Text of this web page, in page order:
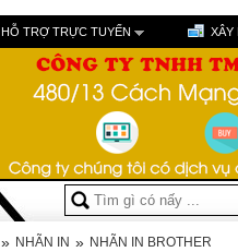
HỖ TRỢ TRỰC TUYẾN XÂY
» NHÃN IN » NHÃN IN BROTHER